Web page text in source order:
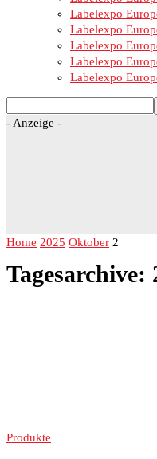
Labelexpo
Labelexpo
Labelexpo
Labelexpo
Labelexpo
- Anzeige -
Home 2025 Oktober 2
Tagesarchive:
Produkte